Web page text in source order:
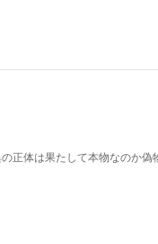
正体は果たして本物なのか